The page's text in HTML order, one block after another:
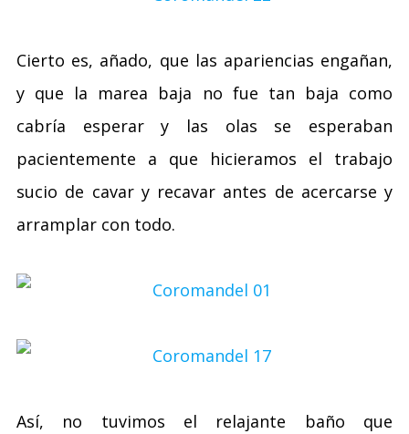
Cierto es, añado, que las apariencias engañan,
y que la marea baja no fue tan baja como
cabría esperar y las olas se esperaban
pacientemente a que hicieramos el trabajo
sucio de cavar y recavar antes de acercarse y
arramplar con todo.
Así, no tuvimos el relajante baño que